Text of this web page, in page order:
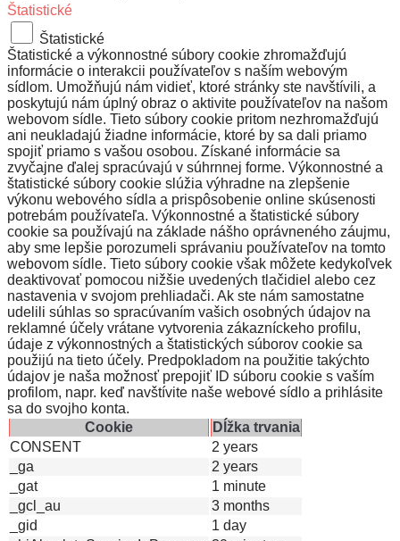
Štatistické
Štatistické
Štatistické a výkonnostné súbory cookie zhromažďujú
informácie o interakcii používateľov s naším webovým
sídlom. Umožňujú nám vidieť, ktoré stránky ste navštívili, a
poskytujú nám úplný obraz o aktivite používateľov na našom
webovom sídle. Tieto súbory cookie pritom nezhromažďujú
ani neukladajú žiadne informácie, ktoré by sa dali priamo
spojiť priamo s vašou osobou. Získané informácie sa
zvyčajne ďalej spracúvajú v súhrnnej forme. Výkonnostné a
štatistické súbory cookie slúžia výhradne na zlepšenie
výkonu webového sídla a prispôsobenie online skúsenosti
potrebám používateľa. Výkonnostné a štatistické súbory
cookie sa používajú na základe nášho oprávneného záujmu,
aby sme lepšie porozumeli správaniu používateľov na tomto
webovom sídle. Tieto súbory cookie však môžete kedykoľvek
deaktivovať pomocou nižšie uvedených tlačidiel alebo cez
nastavenia v svojom prehliadači. Ak ste nám samostatne
udelili súhlas so spracúvaním vašich osobných údajov na
reklamné účely vrátane vytvorenia zákazníckeho profilu,
údaje z výkonnostných a štatistických súborov cookie sa
použijú na tieto účely. Predpokladom na použitie takýchto
údajov je naša možnosť prepojiť ID súboru cookie s vaším
profilom, napr. keď navštívite naše webové sídlo a prihlásite
sa do svojho konta.
Cookie
Dĺžka trvania
CONSENT
2 years
_ga
2 years
_gat
1 minute
_gcl_au
3 months
_gid
1 day